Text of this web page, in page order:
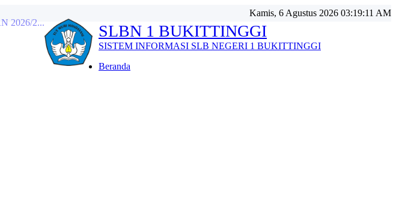
Kamis, 6 Agustus 2026 03:19:13 AM
SLBN 1 BUKITTINGGI
SISTEM INFORMASI SLB NEGERI 1 BUKITTINGGI
Beranda